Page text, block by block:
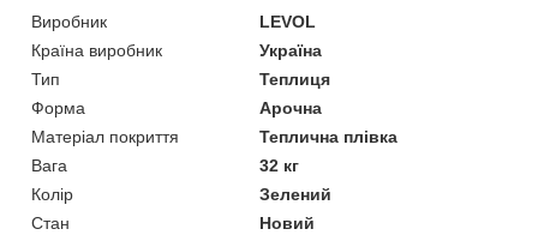
Виробник
LEVOL
Країна виробник
Україна
Тип
Теплиця
Форма
Арочна
Матеріал покриття
Теплична плівка
Вага
32 кг
Колір
Зелений
Стан
Новий